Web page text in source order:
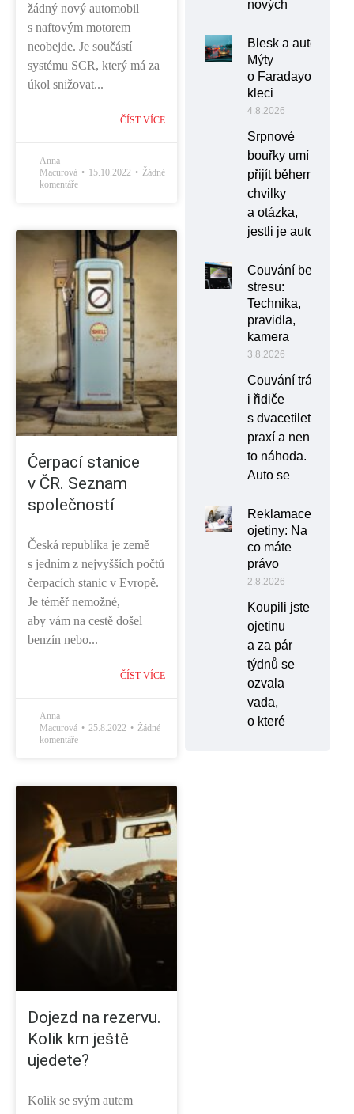
žádný nový automobil
s naftovým motorem
neobejde. Je součástí
systému SCR, který má za
úkol snižovat...
ČÍST VÍCE
Anna
Macurová
15.10.2022
Žádné
komentáře
Čerpací stanice
v ČR. Seznam
společností
Česká republika je země
s jedním z nejvyšších počtů
čerpacích stanic v Evropě.
Je téměř nemožné,
aby vám na cestě došel
benzín nebo...
ČÍST VÍCE
Anna
Macurová
25.8.2022
Žádné
komentáře
Dojezd na rezervu.
Kolik km ještě
ujedete?
Kolik se svým autem
nových
Blesk a auto:
Mýty
o Faradayově
kleci
4.8.2026
Srpnové
bouřky umí
přijít během
chvilky
a otázka,
jestli je auto
Couvání bez
stresu:
Technika,
pravidla,
kamera
3.8.2026
Couvání trápí
i řidiče
s dvacetiletou
praxí a není
to náhoda.
Auto se
Reklamace
ojetiny: Na
co máte
právo
2.8.2026
Koupili jste
ojetinu
a za pár
týdnů se
ozvala
vada,
o které